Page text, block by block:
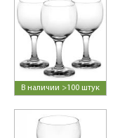
В наличии >100 штук